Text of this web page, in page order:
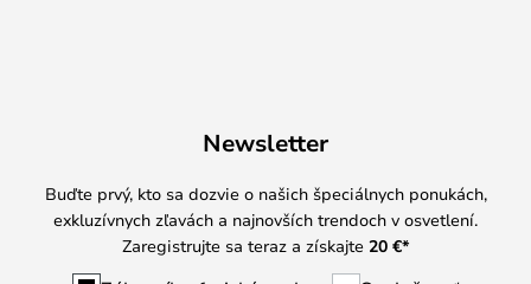
Newsletter
Buďte prvý, kto sa dozvie o našich špeciálnych ponukách,
exkluzívnych zľavách a najnovších trendoch v osvetlení.
Zaregistrujte sa teraz a získajte 20 €*